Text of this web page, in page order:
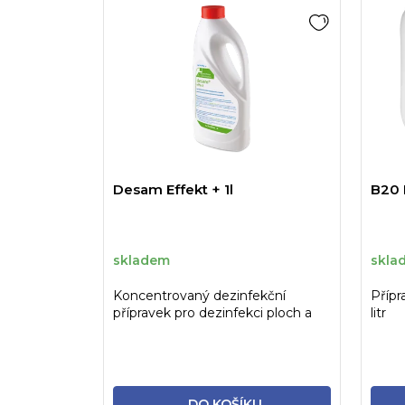
Desam Effekt + 1l
skladem
Koncentrovaný dezinfekční
přípravek pro dezinfekci ploch a
B20
litr